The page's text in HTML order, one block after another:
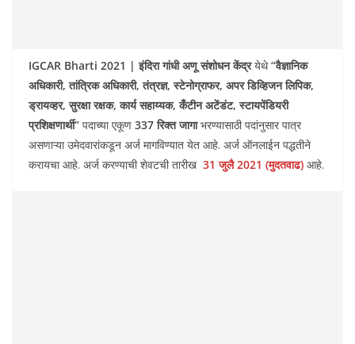
IGCAR Bharti 2021 | इंदिरा गांधी अणू संशोधन केंद्रयेथे“वैज्ञानिक
अधिकारी, तांत्रिक अधिकारी, तंत्रज्ञ, स्टेनोग्राफर, अपर डिव्हिजन लिपिक,
ड्रायव्हर, सुरक्षा रक्षक, कार्य सहाय्यक, कँटीन अटेंडंट, स्टायपेंडियरी
प्रशिक्षणार्थी” पदाच्या एकूण 337 रिक्त जागाभरण्यासाठी पदांनुसार पात्र
असणाऱ्या उमेदवारांकडून अर्ज मागविण्यात येत आहे. अर्ज ऑनलाईन पद्धतीने
करायचा आहे. अर्ज करण्याची शेवटची तारीख 31 जुलै 2021 (मुदतवाढ) आहे.